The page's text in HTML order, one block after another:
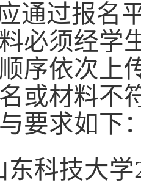
通过报名
必须经学
序依次上
或材料不
要求如下
东科技大学